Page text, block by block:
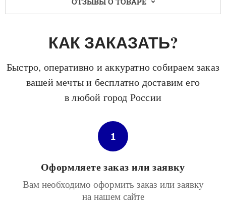
КАК ЗАКАЗАТЬ?
Быстро, оперативно и аккуратно собираем заказ
вашей мечты и бесплатно доставим его
в любой город России
1
Оформляете заказ или заявку
Вам необходимо оформить заказ или заявку
на нашем сайте